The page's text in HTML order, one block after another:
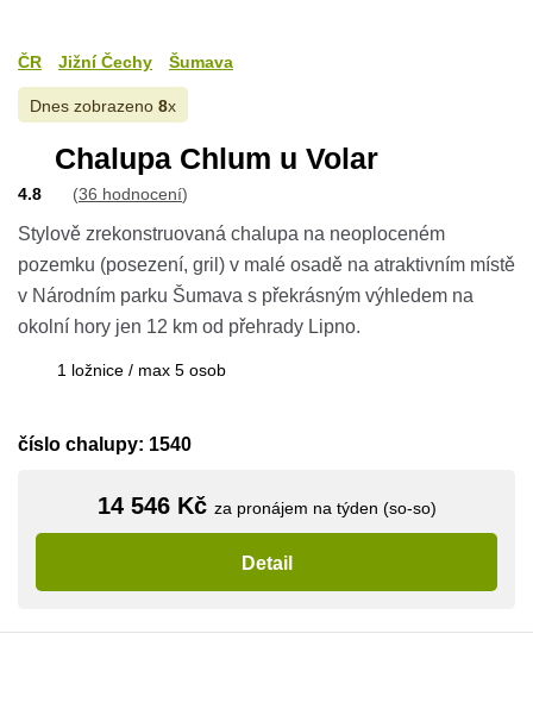
ČR Jižní Čechy Šumava
Dnes zobrazeno 8x
Chalupa Chlum u Volar
4.8 (36 hodnocení)
Stylově zrekonstruovaná chalupa na neoploceném
pozemku (posezení, gril) v malé osadě na atraktivním místě
v Národním parku Šumava s překrásným výhledem na
okolní hory jen 12 km od přehrady Lipno.
1 ložnice / max 5 osob
číslo chalupy: 1540
14 546 Kč za pronájem na týden (so-so)
Detail